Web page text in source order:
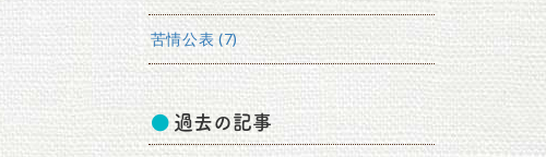
苦情公表 (7)
過去の記事